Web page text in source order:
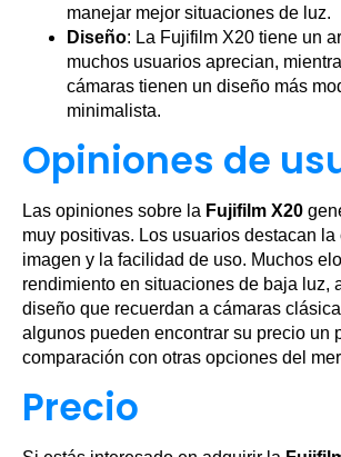
manejar mejor situaciones de luz.
Diseño: La Fujifilm X20 tiene un
muchos usuarios aprecian,
cámaras tienen un diseño más
minimalista.
Opiniones de
Las opiniones sobre la Fujifilm X20
muy positivas. Los usuarios destacan
imagen y la facilidad de uso. Muchos
rendimiento en situaciones de baja luz,
diseño que recuerdan a cámaras
algunos pueden encontrar su precio un
comparación con otras opciones del
Precio